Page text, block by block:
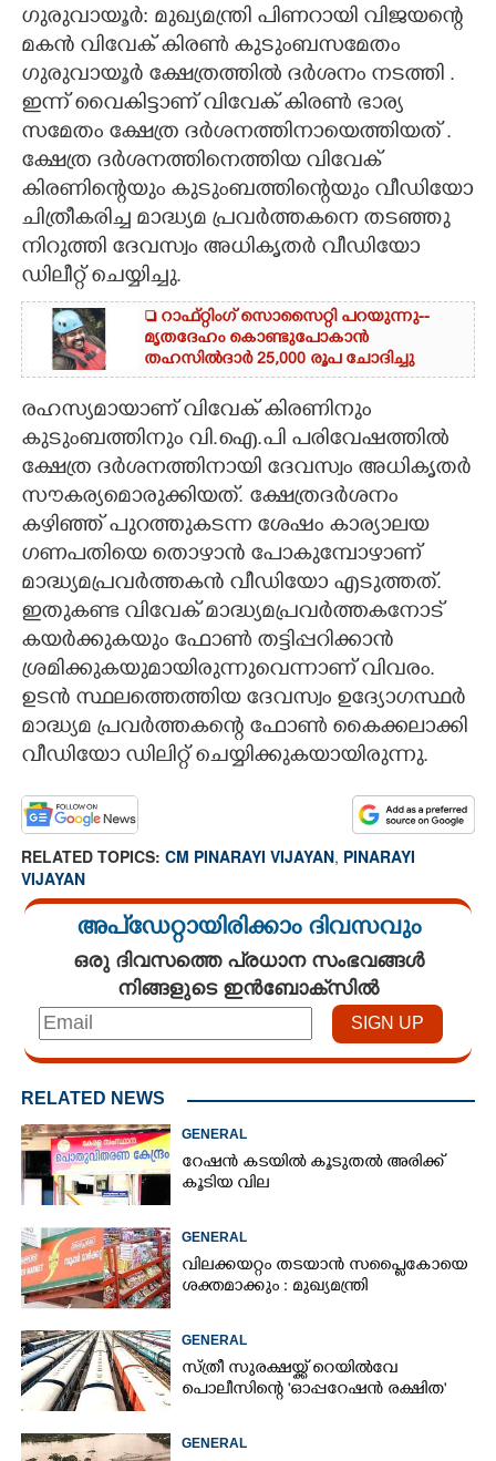
CARTOONS
LITERATURE
ZOOM
CONTACT US
ഗുരുവായൂർ: മുഖ്യമന്ത്രി പിണറായി വിജയന്റെ
മകൻ വിവേക് കിരൺ കുടുംബസമേതം
ഗുരുവായൂർ ക്ഷേത്രത്തിൽ ദർശനം നടത്തി .
ഇന്ന് വൈകിട്ടാണ് വിവേക് കിരൺ ഭാര്യ
സമേതം ക്ഷേത്ര ദർശനത്തിനായെത്തിയത് .
ക്ഷേത്ര ദർശനത്തിനെത്തിയ വിവേക്
കിരണിന്റെയും കുടുംബത്തിന്റെയും വീഡിയോ
ചിത്രീകരിച്ച മാദ്ധ്യമ പ്രവർത്തകനെ തടഞ്ഞു
നിറുത്തി ദേവസ്വം അധികൃതർ വീഡിയോ
ഡിലീറ്റ് ചെയ്യിച്ചു.
 റാഫ്റ്റിംഗ് സൊസൈറ്റി പറയുന്നു--
മൃതദേഹം കൊണ്ടുപോകാൻ
തഹസിൽദാർ 25,000 രൂപ ചോദിച്ചു
രഹസ്യമായാണ് വിവേക് കിരണിനും
കുടുംബത്തിനും വി.ഐ.പി പരിവേഷത്തിൽ
ക്ഷേത്ര ദർശനത്തിനായി ദേവസ്വം അധികൃതർ
സൗകര്യമൊരുക്കിയത്. ക്ഷേത്രദർശനം
കഴിഞ്ഞ് പുറത്തുകടന്ന ശേഷം കാര്യാലയ
ഗണപതിയെ തൊഴാൻ പോകുമ്പോഴാണ്
മാദ്ധ്യമപ്രവർത്തകൻ വീഡിയോ എടുത്തത്.
ഇതുകണ്ട വിവേക് മാദ്ധ്യമപ്രവർത്തകനോട്
കയർക്കുകയും ഫോൺ തട്ടിപ്പറിക്കാൻ
ശ്രമിക്കുകയുമായിരുന്നുവെന്നാണ് വിവരം.
ഉടൻ സ്ഥലത്തെത്തിയ ദേവസ്വം ഉദ്യോഗസ്ഥർ
മാദ്ധ്യമ പ്രവർത്തകന്റെ ഫോൺ കൈക്കലാക്കി
വീഡിയോ ഡിലിറ്റ് ചെയ്യിക്കുകയായിരുന്നു.
RELATED TOPICS: CM PINARAYI VIJAYAN, PINARAYI
VIJAYAN
അപ്ഡേറ്റായിരിക്കാം ദിവസവും
ഒരു ദിവസത്തെ പ്രധാന സംഭവങ്ങൾ
നിങ്ങളുടെ ഇൻബോക്സിൽ
RELATED NEWS
GENERAL
റേഷൻ കടയിൽ കൂടുതൽ അരിക്ക്
കൂടിയ വില
GENERAL
വിലക്കയറ്റം തടയാൻ സപ്ലൈകോയെ
ശക്തമാക്കും : മുഖ്യമന്ത്രി
GENERAL
സ്ത്രീ സുരക്ഷയ്ക്ക് റെയിൽവേ
പൊലീസിന്റെ 'ഓപ്പറേഷൻ രക്ഷിത'
GENERAL